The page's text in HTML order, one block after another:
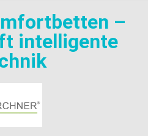
–
intelligente